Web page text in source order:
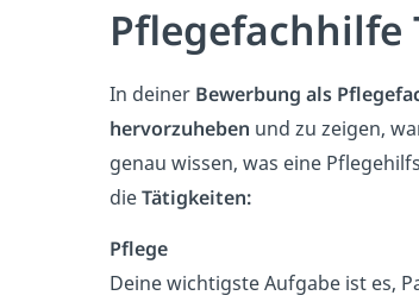
Pflegefachhilfe
In deiner Bewerbung als
hervorzuheben und zu zeigen,
genau wissen, was eine
dieTätigkeiten:
Pflege
Deine wichtigste Aufgabe ist es,